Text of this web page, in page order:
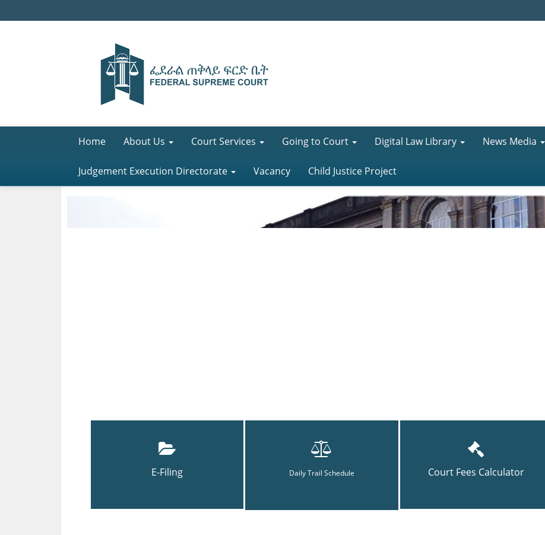
Home About Us Court Services Going to Court Digital Law Library News Media
Judgement Execution Directorate Vacancy Child Justice Project
E-Filing Daily Trail Schedule Court Fees Calculator